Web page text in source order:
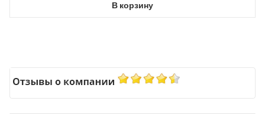
В корзину